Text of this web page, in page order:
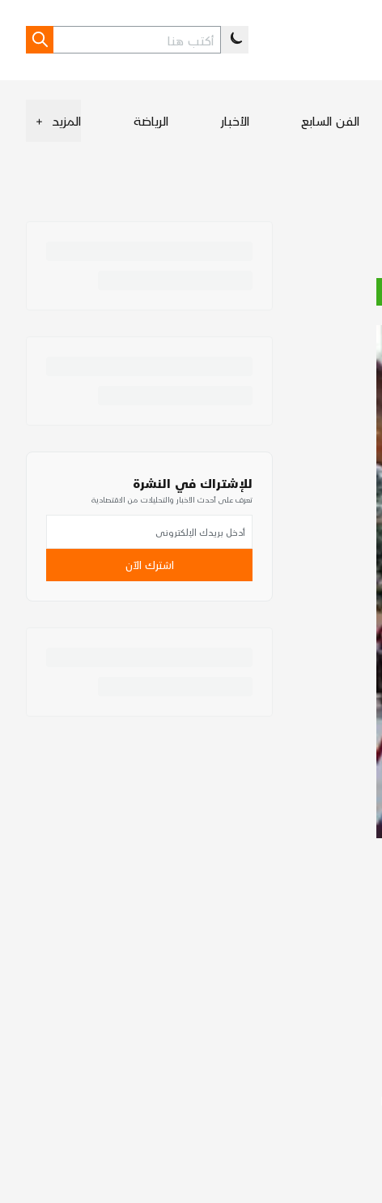
الفن السابع الأخبار الرياضة المزيد +
للإشتراك في النشرة
تعرف على أحدث الأخبار والتحليلات من الاقتصادية
اشترك الآن